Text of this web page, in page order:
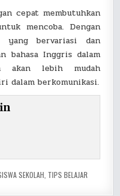
cepat membutuhkan
mencoba. Dengan
yang bervariasi dan
bahasa Inggris dalam
akan lebih mudah
dalam berkomunikasi.
SEKOLAH TIPS BELAJAR